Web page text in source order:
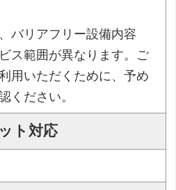
バリアフリー設備内容
ス範囲が異なります。ご
用いただくために、予め
ください。
ト対応